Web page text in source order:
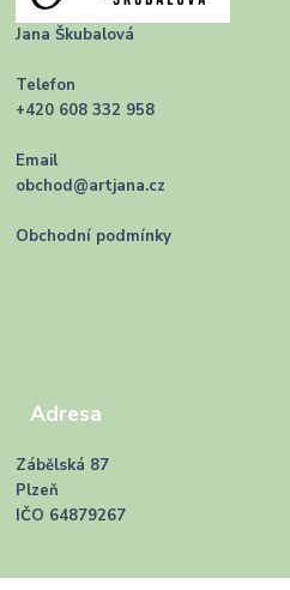
Jana Škubalová
Telefon
+420 608 332 958
Email
obchod@artjana.cz
Obchodní podmínky
Adresa
Zábělská 87
Plzeň
IČO 64879267